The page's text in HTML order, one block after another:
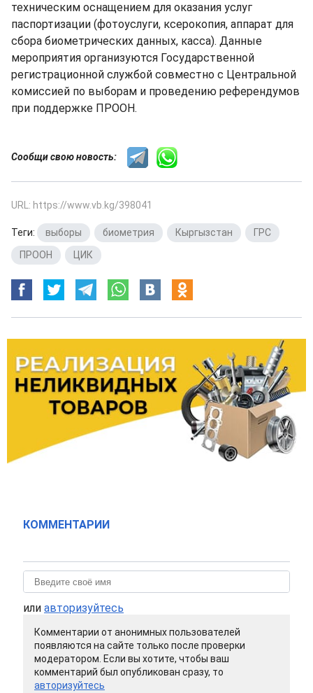
техническим оснащением для оказания услуг
паспортизации (фотоуслуги, ксерокопия, аппарат для
сбора биометрических данных, касса). Данные
мероприятия организуются Государственной
регистрационной службой совместно с Центральной
комиссией по выборам и проведению референдумов
при поддержке ПРООН.
Сообщи свою новость:
URL: https://www.vb.kg/398041
Теги: выборы биометрия Кыргызстан ГРС
ПРООН
ЦИК
КОММЕНТАРИИ
или авторизуйтесь
Комментарии от анонимных пользователей
появляются на сайте только после проверки
модератором. Если вы хотите, чтобы ваш
комментарий был опубликован сразу, то
авторизуйтесь